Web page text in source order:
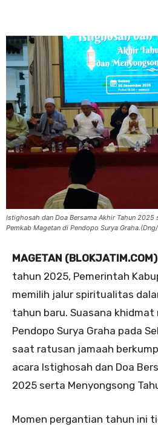
Istighosah dan Doa Bersama Akhir Tahun
Pemkab Magetan di Pendopo Surya
MAGETAN
tahun 2025, Pemerintah
memilih jalur spiritualitas
tahun baru. Suasana
Pendopo Surya Graha pada
saat ratusan jamaah
acara Istighosah dan Doa
2025 serta Menyongsong
Momen pergantian tahun ini